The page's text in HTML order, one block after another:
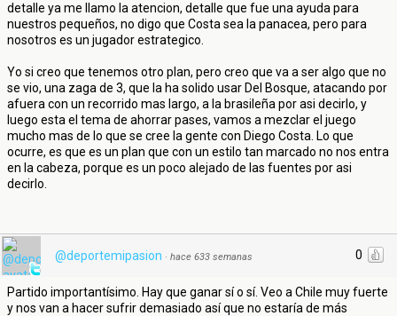
detalle ya me llamo la atencion, detalle que fue una ayuda para
nuestros pequeños, no digo que Costa sea la panacea, pero para
nosotros es un jugador estrategico.
Yo si creo que tenemos otro plan, pero creo que va a ser algo que no
se vio, una zaga de 3, que la ha solido usar Del Bosque, atacando por
afuera con un recorrido mas largo, a la brasileña por asi decirlo, y
luego esta el tema de ahorrar pases, vamos a mezclar el juego
mucho mas de lo que se cree la gente con Diego Costa. Lo que
ocurre, es que es un plan que con un estilo tan marcado no nos entra
en la cabeza, porque es un poco alejado de las fuentes por asi
decirlo.
0
@deportemipasion · hace 633 semanas
Partido importantísimo. Hay que ganar sí o sí. Veo a Chile muy fuerte
y nos van a hacer sufrir demasiado así que no estaría de más